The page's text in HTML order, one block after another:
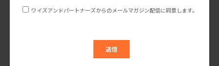
ワイズアンドパートナーズでは、 2002年から「日本のブ
ィング、ブランディングまでをトータルに支援していま